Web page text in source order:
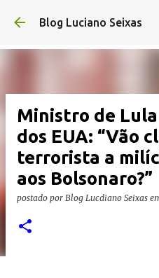
Pular para o
Blog Luciano Seixas
Ministro de
dos EUA: “Vão
terrorista a
aos Bolsonaro?”
postado por Blog Lucdiano Seixas